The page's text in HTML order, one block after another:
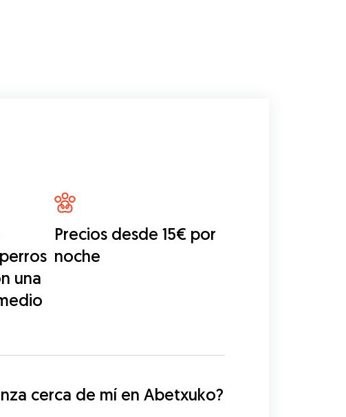
una
Precios desde 15€ por
noche
cerca de mí en Abetxuko?